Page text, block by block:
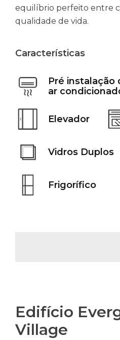
equilíbrio perfeito entre
qualidade de vida.
Características
Pré instalação
ar
Elevador
Vidros Duplos
Frigorífico
Edifício
Village